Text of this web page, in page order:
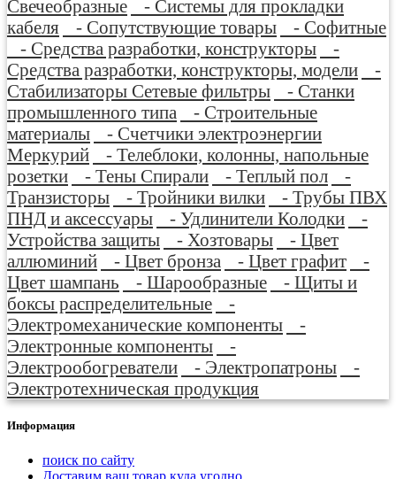
Свечеобразные
- Системы для прокладки
кабеля
- Сопутствующие товары
- Софитные
- Средства разработки, конструкторы
-
Средства разработки, конструкторы, модели
-
Стабилизаторы Сетевые фильтры
- Станки
промышленного типа
- Строительные
материалы
- Счетчики электроэнергии
Меркурий
- Телеблоки, колонны, напольные
розетки
- Тены Спирали - Теплый пол
-
Транзисторы
- Тройники вилки
- Трубы ПВХ
ПНД и аксессуары
- Удлинители Колодки
-
Устройства защиты
- Хозтовары
- Цвет
аллюминий
- Цвет бронза - Цвет графит
-
Цвет шампань
- Шарообразные
- Щиты и
боксы распределительные
-
Электромеханические компоненты
-
Электронные компоненты
-
Электрообогреватели
- Электропатроны
-
Электротехническая продукция
Информация
поиск по сайту
Доставим ваш товар куда угодно